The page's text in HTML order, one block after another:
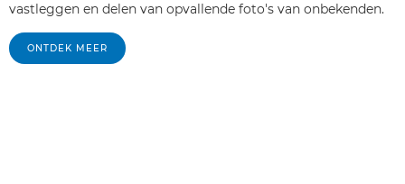
vastleggen en delen van opvallende foto's van onbekenden.
ONTDEK MEER